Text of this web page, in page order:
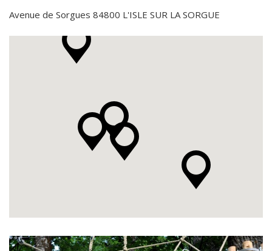
Avenue de Sorgues 84800 L'ISLE SUR LA SORGUE